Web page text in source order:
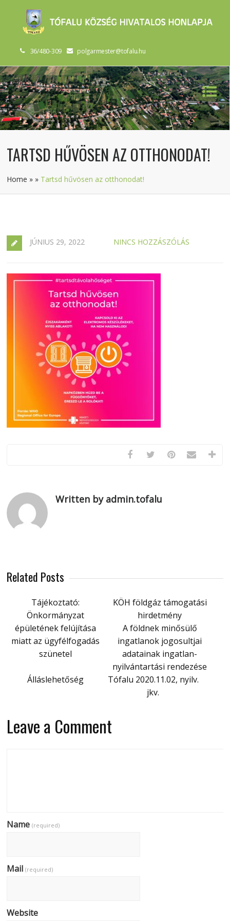
36/480-309 polgarmester@tofalu.hu
TARTSD HŰVÖSEN AZ OTTHONODAT!
Home » » Tartsd hűvösen az otthonodat!
JÚNIUS 29, 2022 NINCS HOZZÁSZÓLÁS
Written by admin.tofalu
Related Posts
Tájékoztató:
Önkormányzat
épületének felújítása
miatt az ügyfélfogadás
szünetel
KÖH földgáz támogatási
hirdetmény
A földnek minősülő
ingatlanok jogosultjai
adatainak ingatlan-
nyilvántartási rendezése
Álláslehetőség
Tófalu 2020.11.02, nyilv.
jkv.
Leave a Comment
Name(required)
Mail(required)
Website